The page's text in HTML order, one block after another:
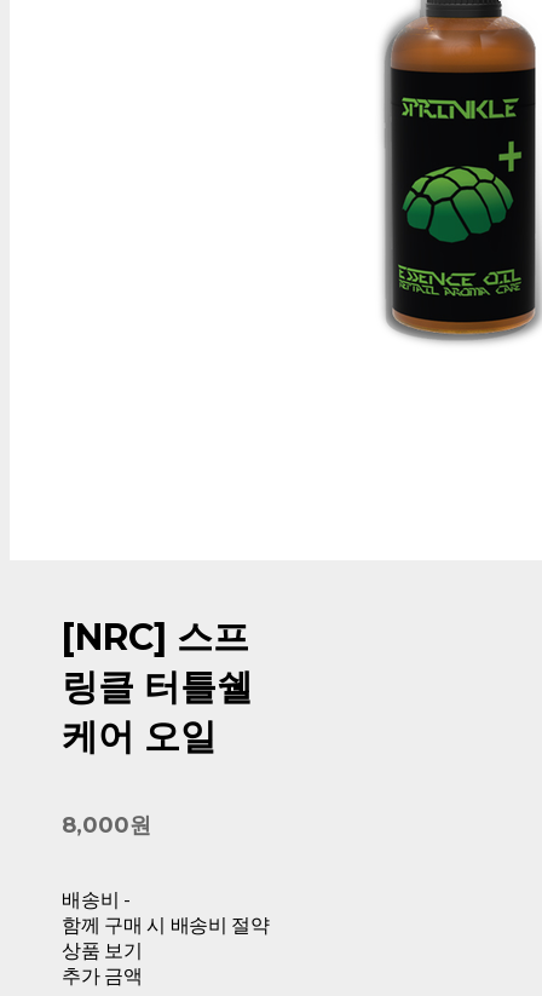
[NRC] 스프
링클 터틀쉘
케어 오일
8,000원
배송비 -
함께 구매 시 배송비 절약
상품 보기
추가 금액